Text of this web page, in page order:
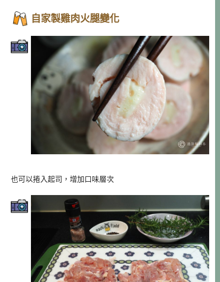
自家製雞肉火腿變化
也可以捲入起司，增加口味層次